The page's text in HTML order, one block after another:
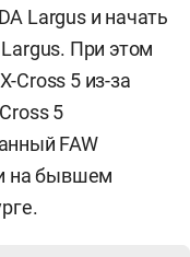
Largus и начать
При этом
Cross 5 из-за
5
FAW
на бывшем